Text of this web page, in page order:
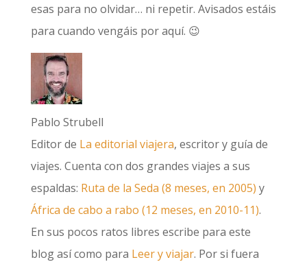
esas para no olvidar… ni repetir. Avisados estáis
para cuando vengáis por aquí. 😉
Pablo Strubell
Editor de La editorial viajera, escritor y guía de
viajes. Cuenta con dos grandes viajes a sus
espaldas: Ruta de la Seda (8 meses, en 2005) y
África de cabo a rabo (12 meses, en 2010-11).
En sus pocos ratos libres escribe para este
blog así como para Leer y viajar. Por si fuera